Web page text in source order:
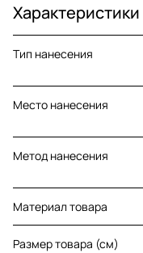
Характеристики
Тип нанесения
Место нанесения
Метод нанесения
Материал товара
Размер товара (см)